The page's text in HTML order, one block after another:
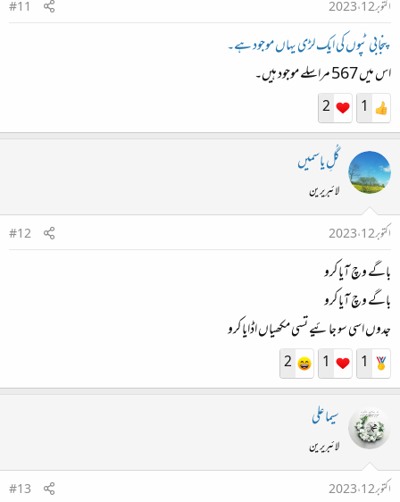
اکتوبر 12، 2023 #11
پنجابی ٹپوں کی ایک لڑی یہاں موجود ہے۔
اس میں 567 مراسلے موجود ہیں۔
1
2
گُلِ یاسمیں
لائبریرین
اکتوبر 12، 2023
#12
باگے وچ آیا کرو
باگے وچ آیا کرو
جدوں اسی سو جائیے تسی مکھیاں اڈایا کرو
1
1
2
سیما علی
لائبریرین
اکتوبر 12، 2023
#13